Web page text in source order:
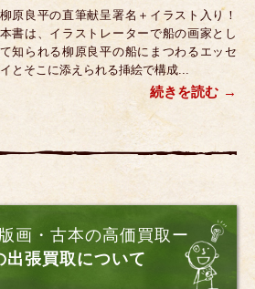
柳原良平の直筆献呈署名＋イラスト入り！
本書は、イラストレーターで船の画家とし
て知られる柳原良平の船にまつわるエッセ
イとそこに添えられる挿絵で構成...
続きを読む
画・古本の高価買取ー
出張買取について